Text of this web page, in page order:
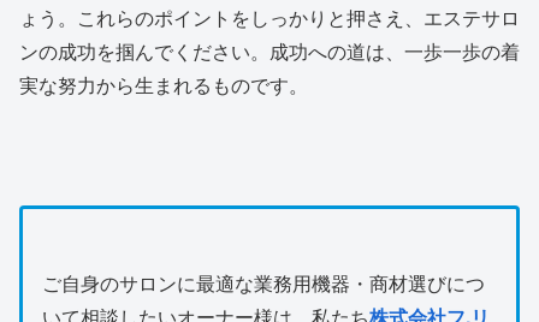
ょう。これらのポイントをしっかりと押さえ、エステサロ
ンの成功を掴んでください。成功への道は、一歩一歩の着
実な努力から生まれるものです。
ご自身のサロンに最適な業務用機器・商材選びにつ
いて相談したいオーナー様は、私たち株式会社フ.リ